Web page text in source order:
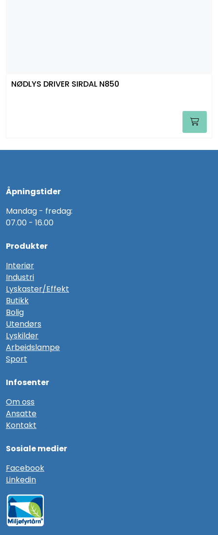
NØDLYS DRIVER SIRDAL N850
Åpningstider
Mandag - fredag:
07.00 - 16.00
Produkter
Interiør
Industri
Lyskaster/Effekt
Butikk
Bolig
Utendørs
Lyskilder
Arbeidslampe
Sport
Infosenter
Om oss
Ansatte
Kontakt
Sosiale medier
Facebook
Linkedin